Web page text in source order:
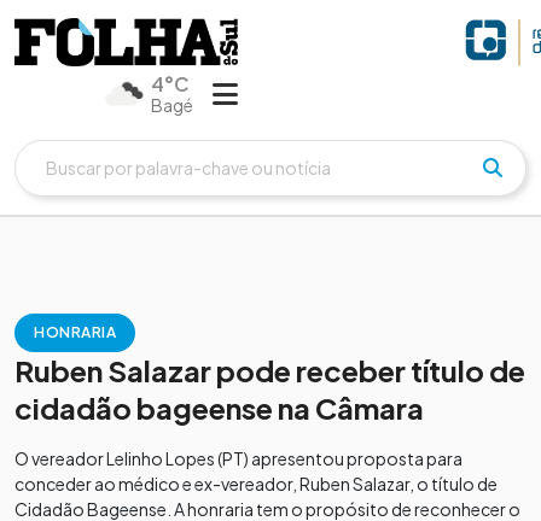
4°C
Bagé
HONRARIA
Ruben Salazar pode receber título de
cidadão bageense na Câmara
O vereador Lelinho Lopes (PT) apresentou proposta para
conceder ao médico e ex-vereador, Ruben Salazar, o título de
Cidadão Bageense. A honraria tem o propósito de reconhecer o